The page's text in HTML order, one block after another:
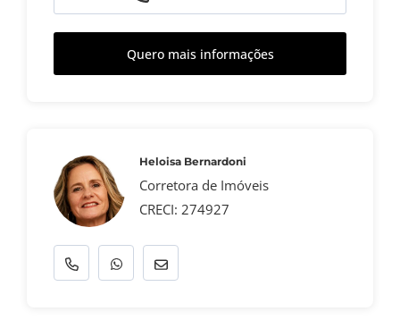
Quero mais informações
Heloisa Bernardoni
Corretora de Imóveis
CRECI: 274927